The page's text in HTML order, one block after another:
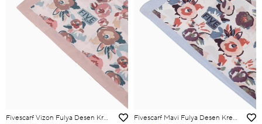
Fivescarf Vizon Fulya Desen Krep Şal Fivescarf Mavi Fulya Desen Krep Şal